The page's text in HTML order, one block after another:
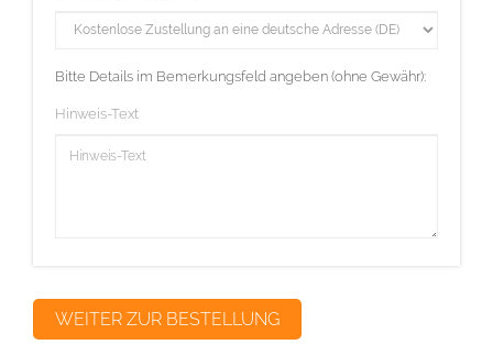
Bitte Details im Bemerkungsfeld angeben (ohne Gewähr):
Hinweis-Text